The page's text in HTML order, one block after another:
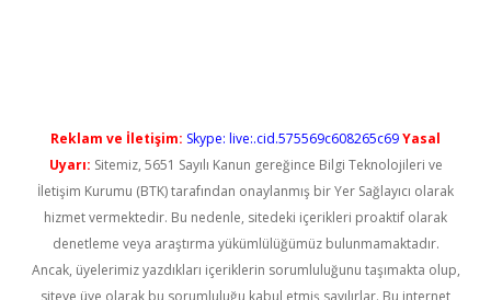
Reklam ve İletişim: Skype: live:.cid.575569c608265c69Yasal
Uyarı: Sitemiz, 5651 Sayılı Kanun gereğince Bilgi Teknolojileri ve
İletişim Kurumu (BTK) tarafından onaylanmış bir Yer Sağlayıcı olarak
hizmet vermektedir. Bu nedenle, sitedeki içerikleri proaktif olarak
denetleme veya araştırma yükümlülüğümüz bulunmamaktadır.
Ancak, üyelerimiz yazdıkları içeriklerin sorumluluğunu taşımakta olup,
siteye üye olarak bu sorumluluğu kabul etmiş sayılırlar. Bu internet